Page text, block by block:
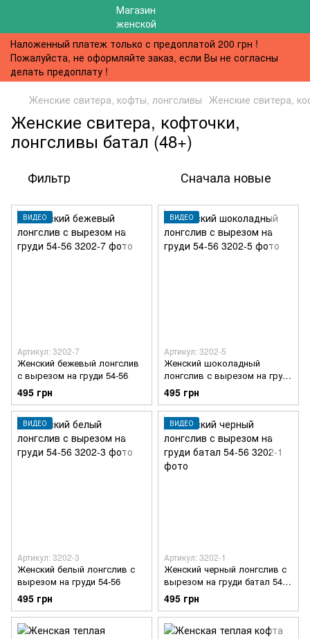
Наложенный платеж только с предоплатой 200 грн !
Пожалуйста, не оформляйте заказ, если Вы не согласны
делать предоплату !
Женские свитера, кофты, лонгсливы Женские свитера,
Женские свитера, кофточки,
лонгсливы батал (48+)
Фильтр Сначала новые
ВИДЕО
Артикул: 3202-7
Женский бежевый лонгслив
с вырезом на груди 54-56
495 грн
ВИДЕО
Артикул: 3202-5
Женский шоколадный
лонгслив с вырезом на груди
54-56
495 грн
ВИДЕО
Артикул: 3202-3
Женский белый лонгслив с
вырезом на груди 54-56
495 грн
ВИДЕО
Артикул: 3202-1
Женский черный лонгслив с
вырезом на груди батал 54-
56
495 грн